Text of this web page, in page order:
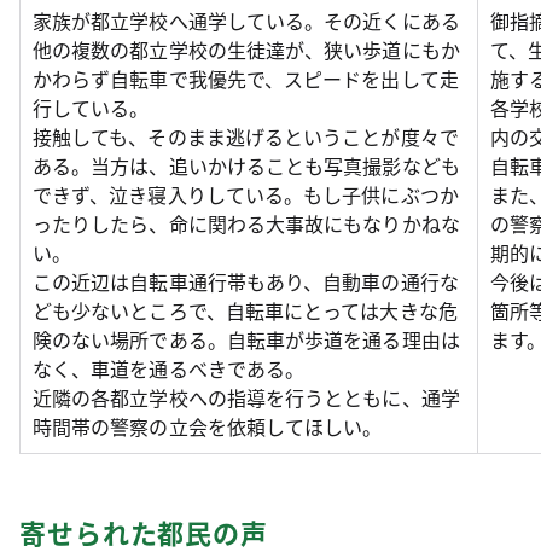
家族が都立学校へ通学している。その近くにある
他の複数の都立学校の生徒達が、狭い歩道にもか
かわらず自転車で我優先で、スピードを出して走
行している。
接触しても、そのまま逃げるということが度々で
ある。当方は、追いかけることも写真撮影なども
できず、泣き寝入りしている。もし子供にぶつか
ったりしたら、命に関わる大事故にもなりかねな
い。
この近辺は自転車通行帯もあり、自動車の通行な
ども少ないところで、自転車にとっては大きな危
険のない場所である。自転車が歩道を通る理由は
なく、車道を通るべきである。
近隣の各都立学校への指導を行うとともに、通学
時間帯の警察の立会を依頼してほしい。
御指
て、
施す
各学
内の
自転
また
の警
期的
今後
箇所
ます
寄せられた都民の声